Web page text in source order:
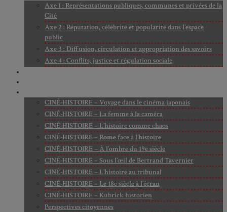
Axe 1 : Représentations publiques, communes et privées de la
Cité
Axe 2 : Réputation, célébrité et popularité dans l’espace
public
Axe 3 : Diffusion, circulation et appropriation des savoirs
Axe 4 : Conflits, justice et régulation sociale
CINÉ-HISTOIRE – Voyage dans le cinéma japonais
CINÉ-HISTOIRE – La femme à la caméra
CINÉ-HISTOIRE – L’histoire comme chaos
CINÉ-HISTOIRE – Rome face à l’histoire
CINÉ-HISTOIRE – À l’ombre du 19e siècle
CINÉ-HISTOIRE – Sous l’œil de Bertrand Tavernier
CINÉ-HISTOIRE – L’histoire au tribunal
CINÉ-HISTOIRE – Le 18e siècle à l’écran
CINÉ-HISTOIRE – Kubrick historien
Perspectives citoyennes